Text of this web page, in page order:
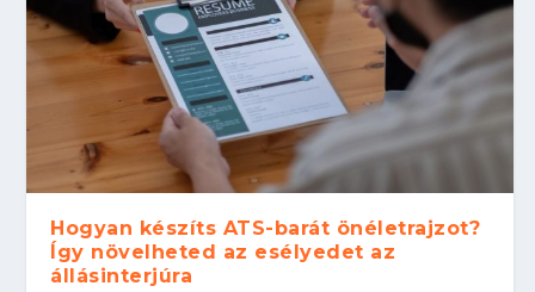
Hogyan készíts ATS-barát önéletrajzot?
Így növelheted az esélyedet az
állásinterjúra